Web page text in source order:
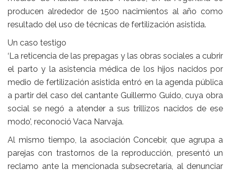
producen alrededor de 1500 nacimientos al año como
resultado del uso de técnicas de fertilización asistida.
Un caso testigo
‘La reticencia de las prepagas y las obras sociales a cubrir
el parto y la asistencia médica de los hijos nacidos por
medio de fertilización asistida entró en la agenda pública
a partir del caso del cantante Guillermo Guido, cuya obra
social se negó a atender a sus trillizos nacidos de ese
modo’, reconoció Vaca Narvaja.
Al mismo tiempo, la asociación Concebir, que agrupa a
parejas con trastornos de la reproducción, presentó un
reclamo ante la mencionada subsecretaría, al denunciar